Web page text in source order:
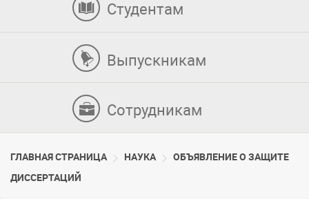
Студентам
Выпускникам
Сотрудникам
ГЛАВНАЯ СТРАНИЦА НАУКА
ОБЪЯВЛЕНИЕ О ЗАЩИТЕ
ДИССЕРТАЦИЙ